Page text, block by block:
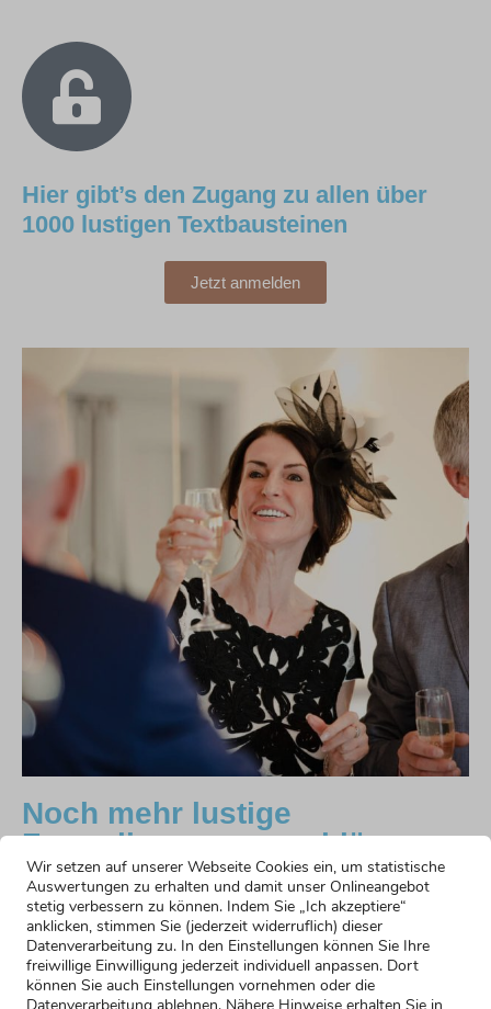
Hier gibt’s den Zugang zu allen über
1000 lustigen Textbausteinen
Jetzt anmelden
Noch mehr lustige
Formulierungsvorschläge
Rede zur goldenen Hochzeit: humorvoller
Einstieg
Mehr erfahren »
Emotionaler Einstieg für die Rede zur goldenen
Hochzeit
Wir setzen auf unserer Webseite Cookies ein, um statistische
Auswertungen zu erhalten und damit unser Onlineangebot
stetig verbessern zu können. Indem Sie „Ich akzeptiere“
anklicken, stimmen Sie (jederzeit widerruflich) dieser
Datenverarbeitung zu. In den Einstellungen können Sie Ihre
freiwillige Einwilligung jederzeit individuell anpassen. Dort
können Sie auch Einstellungen vornehmen oder die
Datenverarbeitung ablehnen. Nähere Hinweise erhalten Sie in